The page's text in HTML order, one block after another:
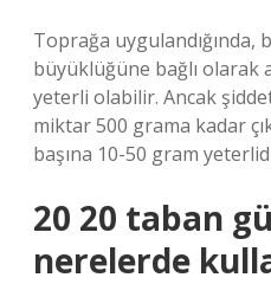
Toprağa uygulandığında,
büyüklüğüne bağlı olarak
yeterli olabilir. Ancak
miktar 500 grama kadar
başına 10-50 gram
20 20 taban
nerelerde